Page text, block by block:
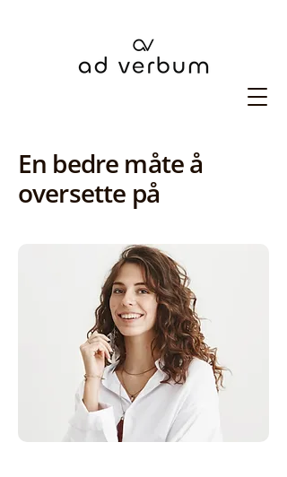
En bedre måte å
oversette på